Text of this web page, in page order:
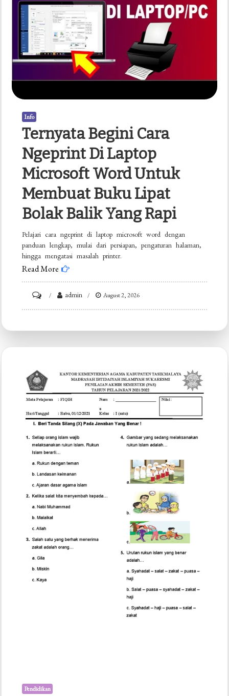
Info
Ternyata Begini Cara
Ngeprint Di Laptop
Microsoft Word Untuk
Membuat Buku Lipat
Bolak Balik Yang Rapi
Pelajari cara ngeprint di laptop microsoft word dengan
panduan lengkap, mulai dari persiapan, pengaturan halaman,
hingga mengatasi masalah printer.
Read More
Ternyata
Laptop
Microsoft
untuk
Membuat
Buku
Lipat
Balik
yang
admin August 2, 2026
Pendidikan